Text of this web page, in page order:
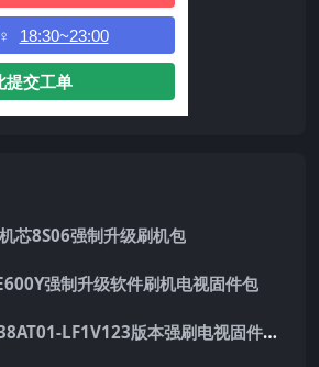
18:30~23:00
提交工单
芯8S06强制升级刷机包
强制升级软件刷机电视固件包
TCL电视V8-S38AT01-LF1V123版本强刷电视固件包下载